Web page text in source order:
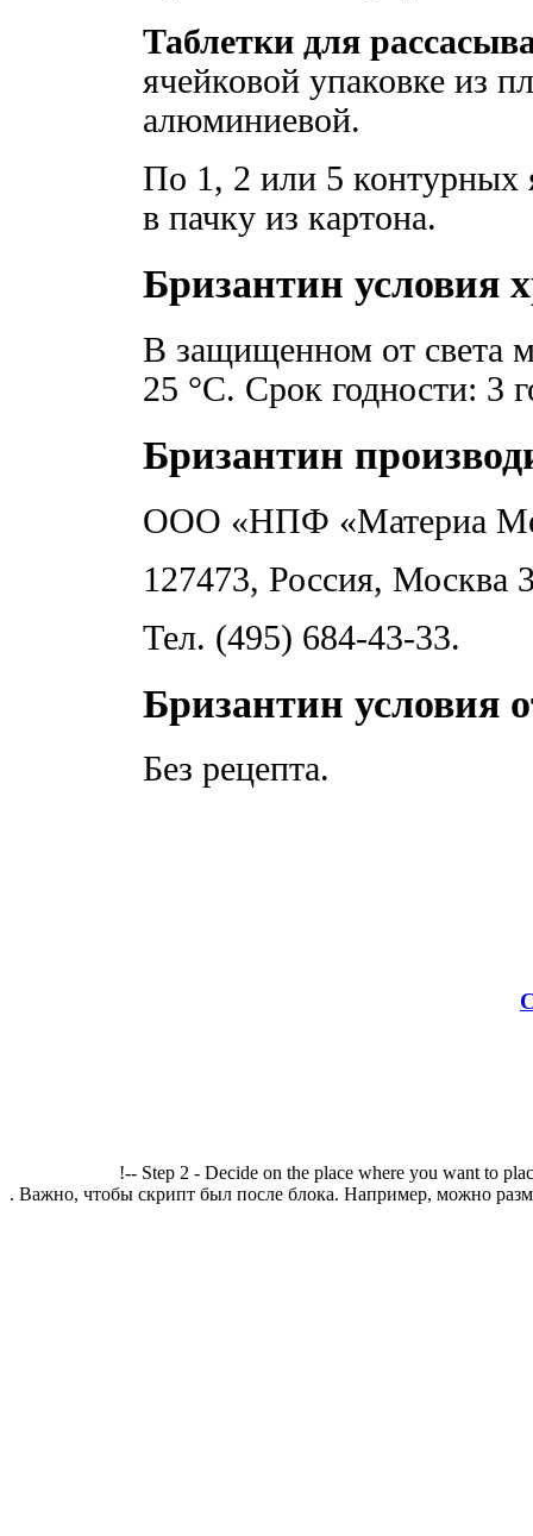
Таблетки для
ячейковой упаковке из
алюминиевой.
По 1, 2 или 5 контурных
в пачку из картона.
Бризантин условия
В защищенном от света
25 °C. Срок годности: 3
Бризантин
ООО «НПФ «Материа
127473, Россия, Москва
Тел. (495) 684-43-33.
Бризантин условия
Без рецепта.
!-- Step 2 - Decide on the place where you want to
. Важно, чтобы скрипт был после блока. Например, можно